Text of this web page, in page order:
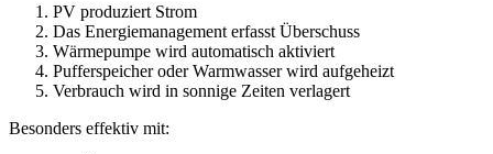
PV produziert Strom
Das Energiemanagement erfasst Überschuss
Wärmepumpe wird automatisch aktiviert
Pufferspeicher oder Warmwasser wird aufgeheizt
Verbrauch wird in sonnige Zeiten verlagert
Besonders effektiv mit: